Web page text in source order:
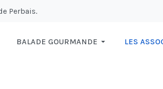
Perbais.
BALADE GOURMANDE LES